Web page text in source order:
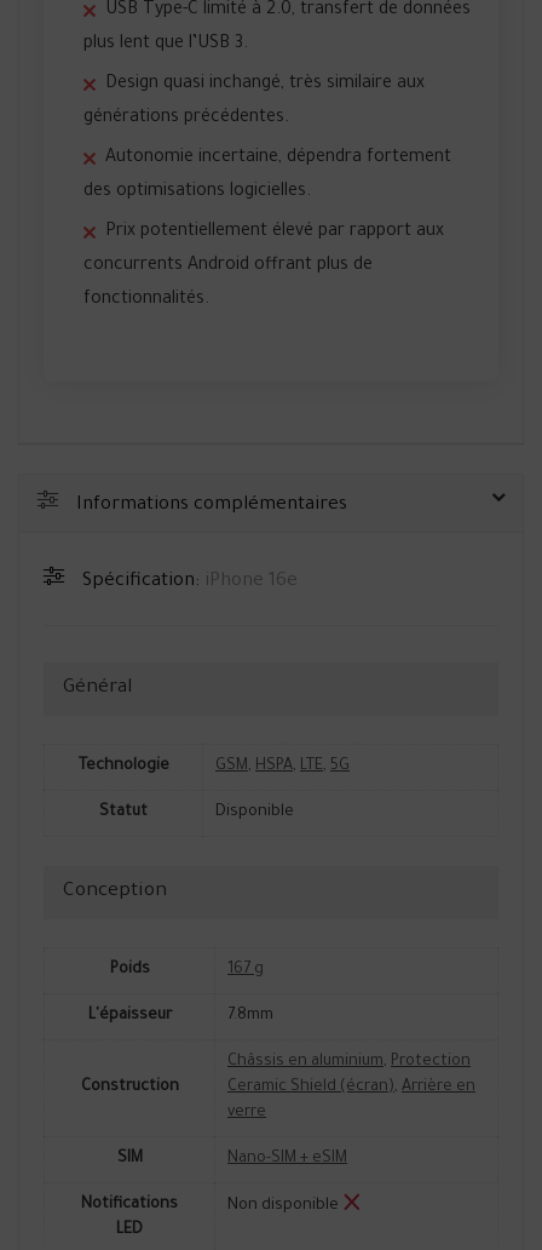
USB Type-C limité à 2.0, transfert de données
plus lent que l’USB 3.
Design quasi inchangé, très similaire aux
générations précédentes.
Autonomie incertaine, dépendra fortement
des optimisations logicielles.
Prix potentiellement élevé par rapport aux
concurrents Android offrant plus de
fonctionnalités.
Informations complémentaires
Spécification: iPhone 16e
Général
Technologie GSM, HSPA, LTE, 5G
Statut Disponible
Conception
Poids 167 g
L'épaisseur 7.8mm
Construction
Châssis en aluminium, Protection
Ceramic Shield (écran), Arrière en
verre
SIM Nano-SIM + eSIM
Notifications
LED
Non disponible